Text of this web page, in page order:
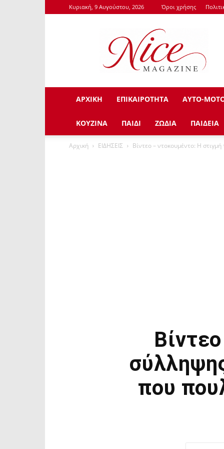
Κυριακή, 9 Αυγούστου, 2026 Όροι χρήσης
NiceMagazine.Gr
ΑΡΧΙΚΗ ΕΠΙΚΑΙΡΟΤΗΤΑ ΑΥΤΟ-
ΚΟΥΖΙΝΑ ΠΑΙΔΙ ΖΩΔΙΑ ΠΑΙΔΕΙΑ
Αρχική ΕΙΔΗΣΕΙΣ Βίντεο – ντοκουμέντο: Η
που